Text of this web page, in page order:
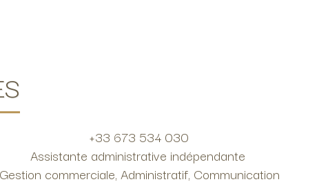
+33 673 534 030
Assistante administrative indépendante
Gestion commerciale, Administratif, Communication